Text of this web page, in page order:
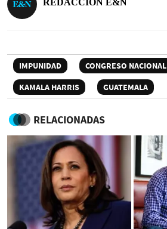
IMPUNIDAD CONGRESO NACIONAL
KAMALA HARRIS
GUATEMALA
RELACIONADAS